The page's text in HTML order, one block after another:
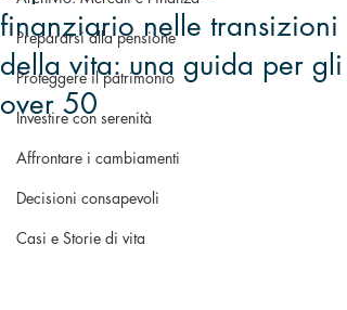
Prepararsi alla pensione
Proteggere il patrimonio
Investire con serenità
Affrontare i cambiamenti
Decisioni consapevoli
Casi e Storie di vita
finanziario nelle transizioni
della vita: una guida per gli
over 50